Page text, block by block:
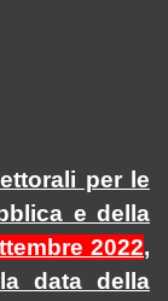
per le
e della
2022,
data della